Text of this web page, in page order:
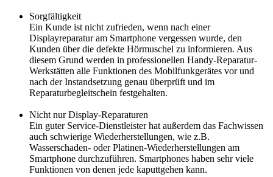
Sorgfältigkeit
Ein Kunde ist nicht zufrieden, wenn nach einer
Displayreparatur am Smartphone vergessen wurde, den
Kunden über die defekte Hörmuschel zu informieren. Aus
diesem Grund werden in professionellen Handy-Reparatur-
Werkstätten alle Funktionen des Mobilfunkgerätes vor und
nach der Instandsetzung genau überprüft und im
Reparaturbegleitschein festgehalten.
Nicht nur Display-Reparaturen
Ein guter Service-Dienstleister hat außerdem das Fachwissen
auch schwierige Wiederherstellungen, wie z.B.
Wasserschaden- oder Platinen-Wiederherstellungen am
Smartphone durchzuführen. Smartphones haben sehr viele
Funktionen von denen jede kaputtgehen kann.